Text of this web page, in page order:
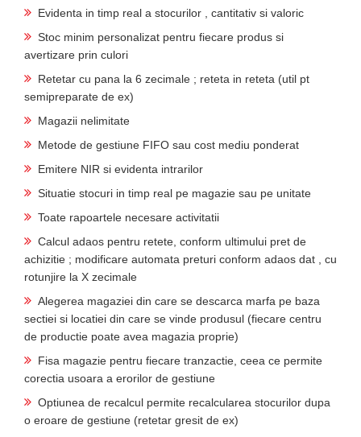
Evidenta in timp real a stocurilor , cantitativ si valoric
Stoc minim personalizat pentru fiecare produs si
avertizare prin culori
Retetar cu pana la 6 zecimale ; reteta in reteta (util pt
semipreparate de ex)
Magazii nelimitate
Metode de gestiune FIFO sau cost mediu ponderat
Emitere NIR si evidenta intrarilor
Situatie stocuri in timp real pe magazie sau pe unitate
Toate rapoartele necesare activitatii
Calcul adaos pentru retete, conform ultimului pret de
achizitie ; modificare automata preturi conform adaos dat , cu
rotunjire la X zecimale
Alegerea magaziei din care se descarca marfa pe baza
sectiei si locatiei din care se vinde produsul (fiecare centru
de productie poate avea magazia proprie)
Fisa magazie pentru fiecare tranzactie, ceea ce permite
corectia usoara a erorilor de gestiune
Optiunea de recalcul permite recalcularea stocurilor dupa
o eroare de gestiune (retetar gresit de ex)